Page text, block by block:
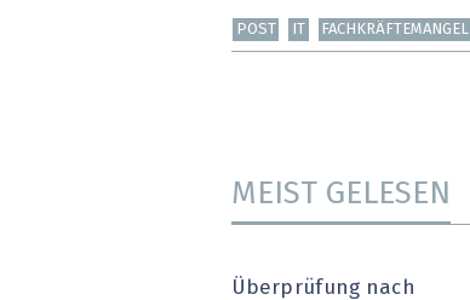
POST FACHKRÄFTEMANGEL
MEIST GELESEN
Überprüfung nach